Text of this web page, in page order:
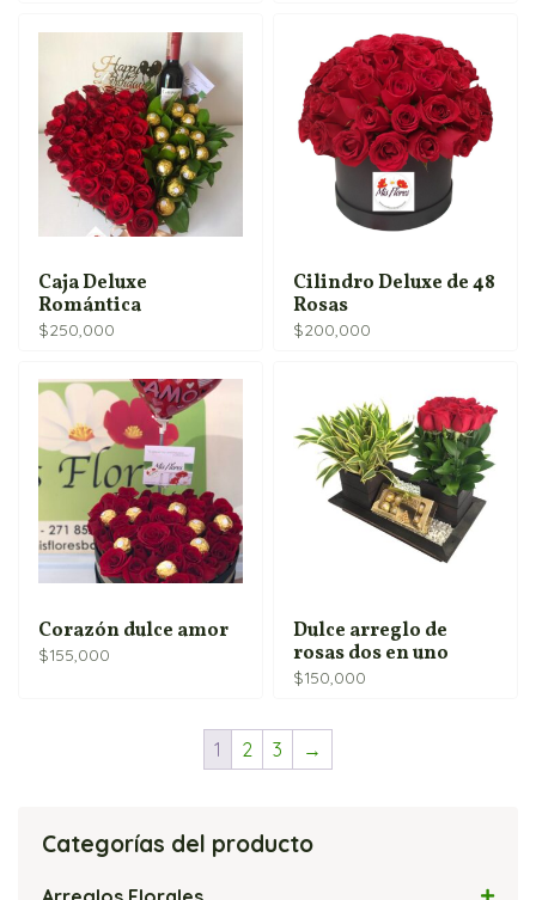
precios:
$144,900
hasta
$165,900
Caja Deluxe
Romántica
$250,000
Cilindro Deluxe de 48
Rosas
$200,000
Corazón dulce amor
$155,000
Dulce arreglo de
rosas dos en uno
$150,000
1 2 3 →
Categorías del producto